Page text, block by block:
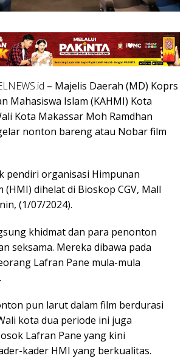
– Majelis Daerah (MD) Koprs
Mahasiswa Islam (KAHMI) Kota
Kota Makassar Moh Ramdhan
nonton bareng atau Nobar film
pendiri organisasi Himpunan
(HMI) dihelat di Bioskop CGV, Mall
(1/07/2024).
khidmat dan para penonton
seksama. Mereka dibawa pada
Lafran Pane mula-mula
pun larut dalam film berdurasi
kota dua periode ini juga
Lafran Pane yang kini
kader HMI yang berkualitas.